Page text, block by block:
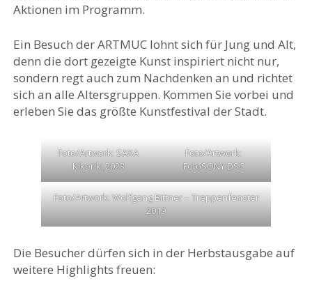
Aktionen im Programm.
Ein Besuch der ARTMUC lohnt sich für Jung und Alt,
denn die dort gezeigte Kunst inspiriert nicht nur,
sondern regt auch zum Nachdenken an und richtet
sich an alle Altersgruppen. Kommen Sie vorbei und
erleben Sie das größte Kunstfestival der Stadt.
Foto/Artwork: SAXA
Kikeriki 2023
Foto/Artwork:
FotoSONY DSC
Foto/Artwork: Wolfgang Bittner – Treppenfenster
2019
Die Besucher dürfen sich in der Herbstausgabe auf
weitere Highlights freuen: